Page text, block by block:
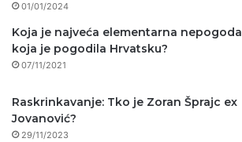
01/01/2024
Koja je najveća elementarna nepogoda
koja je pogodila Hrvatsku?
07/11/2021
Raskrinkavanje: Tko je Zoran Šprajc ex
Jovanović?
29/11/2023